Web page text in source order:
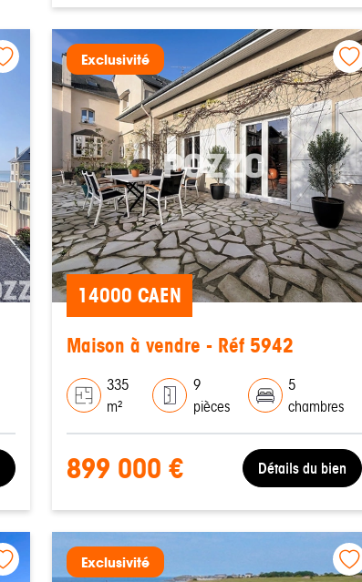
Exclusivité
14000 CAEN
Maison à vendre - Réf 5942
335
m²
9
pièces
5
chambres
899 000 € Détails du bien
Exclusivité